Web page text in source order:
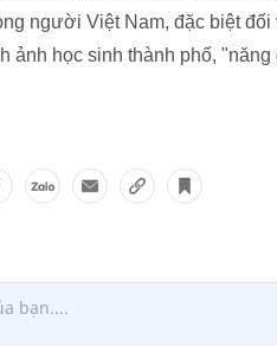
người Việt Nam, đặc biệt
ảnh học sinh thành phố,